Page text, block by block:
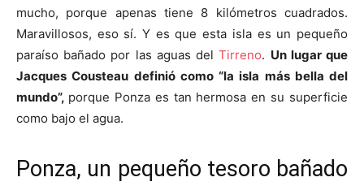
mucho, porque apenas tiene 8 kilómetros cuadrados.
Maravillosos, eso sí. Y es que esta isla es un pequeño
paraíso bañado por las aguas delTirreno. Un lugar que
Jacques Cousteau definió como “la isla más bella del
mundo”, porque Ponza es tan hermosa en su superficie
como bajo el agua.
Ponza, un pequeño tesoro bañado